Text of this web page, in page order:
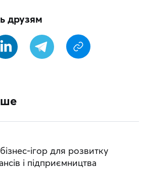
друзям
ігор для розвитку
і підприємництва